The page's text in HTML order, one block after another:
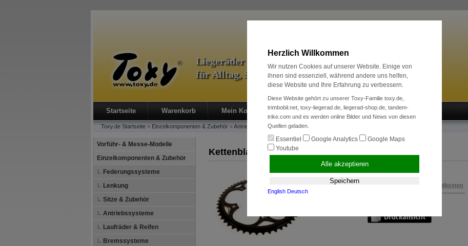
Liegeräder & Zubehör
für Alltag, Sport und Radreise
Startseite Warenkorb Mein Konto Neukunde? Kasse Anmelden
Toxy.de Startseite » Einzelkomponenten & Zubehör »Antriebssysteme»Kettenblätter + Ritzel
Vorführ- & Messe-Modelle
Einzelkomponenten & Zubehör
Federungssysteme
Lenkung
Sitze & Zubehör
Antriebssysteme
Laufräder & Reifen
Bremssysteme
Kettenblatt 52 Z.
Versandkosten
Herzlich Willkommen
Wir nutzen Cookies auf unserer Website. Einige von
ihnen sind essenziell, während andere uns helfen,
diese Website und Ihre Erfahrung zu verbessern.
Diese Website gehört zu unserer Toxy-Familie toxy.de,
trimbobil.net, toxy-liegerad.de, liegerad-shop.de, tandem-
trike.com und es werden online Bilder und News von diesen
Quellen geladen.
Essentiel Google Analytics
Google Maps
Youtube
Alle akzeptieren
Speichern
English Deutsch